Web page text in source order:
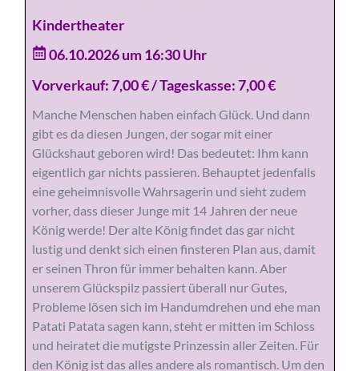
Kindertheater
06.10.2026 um 16:30 Uhr
Vorverkauf: 7,00 € / Tageskasse: 7,00 €
Manche Menschen haben einfach Glück. Und dann
gibt es da diesen Jungen, der sogar mit einer
Glückshaut geboren wird! Das bedeutet: Ihm kann
eigentlich gar nichts passieren. Behauptet jedenfalls
eine geheimnisvolle Wahrsagerin und sieht zudem
vorher, dass dieser Junge mit 14 Jahren der neue
König werde! Der alte König findet das gar nicht
lustig und denkt sich einen finsteren Plan aus, damit
er seinen Thron für immer behalten kann. Aber
unserem Glückspilz passiert überall nur Gutes,
Probleme lösen sich im Handumdrehen und ehe man
Patati Patata sagen kann, steht er mitten im Schloss
und heiratet die mutigste Prinzessin aller Zeiten. Für
den König ist das alles andere als romantisch. Um den